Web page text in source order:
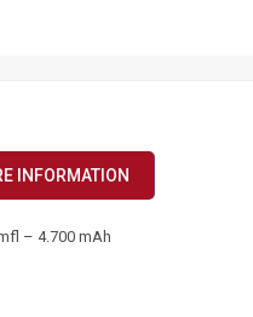
INFORMATION
– 4.700 mAh